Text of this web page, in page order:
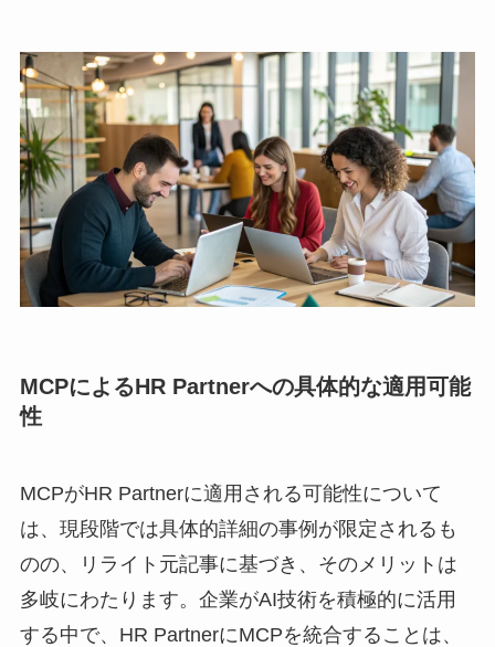
MCPによるHR Partnerへの具体的な適用可能
性
MCPがHR Partnerに適用される可能性について
は、現段階では具体的詳細の事例が限定されるも
のの、リライト元記事に基づき、そのメリットは
多岐にわたります。企業がAI技術を積極的に活用
する中で、HR PartnerにMCPを統合することは、